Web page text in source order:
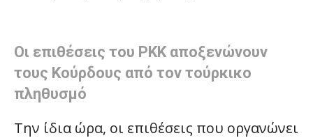
Οι επιθέσεις του PKK αποξενώνουν
τους Κούρδους από τον τούρκικο
πληθυσμό
Την ίδια ώρα, οι επιθέσεις που οργανώνει